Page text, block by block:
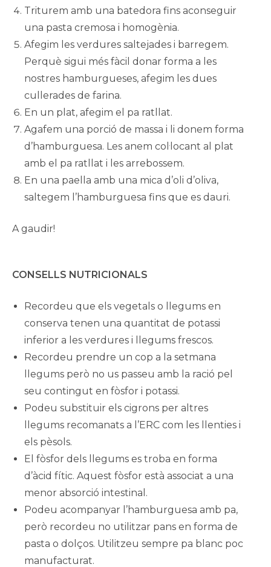
Triturem amb una batedora fins aconseguir
una pasta cremosa i homogènia.
Afegim les verdures saltejades i barregem.
Perquè sigui més fàcil donar forma a les
nostres hamburgueses, afegim les dues
cullerades de farina.
En un plat, afegim el pa ratllat.
Agafem una porció de massa i li donem forma
d’hamburguesa. Les anem col·locant al plat
amb el pa ratllat i les arrebossem.
En una paella amb una mica d’oli d’oliva,
saltegem l’hamburguesa fins que es dauri.
A gaudir!
CONSELLS NUTRICIONALS
Recordeu que els vegetals o llegums en
conserva tenen una quantitat de potassi
inferior a les verdures i llegums frescos.
Recordeu prendre un cop a la setmana
llegums però no us passeu amb la ració pel
seu contingut en fòsfor i potassi.
Podeu substituir els cigrons per altres
llegums recomanats a l’ERC com les llenties i
els pèsols.
El fòsfor dels llegums es troba en forma
d’àcid fític. Aquest fòsfor està associat a una
menor absorció intestinal.
Podeu acompanyar l’hamburguesa amb pa,
però recordeu no utilitzar pans en forma de
pasta o dolços. Utilitzeu sempre pa blanc poc
manufacturat.